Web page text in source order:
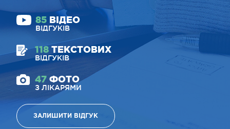
85 ВІДЕО
ВІДГУКІВ
118 ТЕКСТОВИХ
ВІДГУКІВ
47 ФОТО
З ЛІКАРЯМИ
ЗАЛИШИТИ ВІДГУК